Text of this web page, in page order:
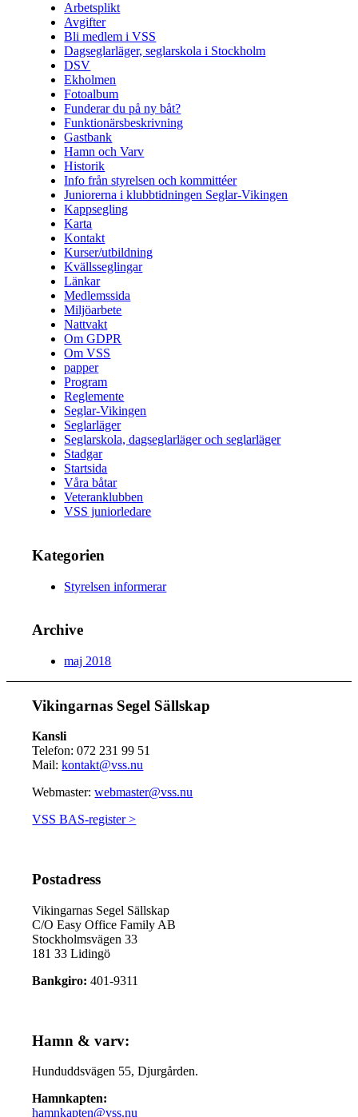
Arbetsplikt
Avgifter
Bli medlem i VSS
Dagseglarläger, seglarskola i Stockholm
DSV
Ekholmen
Fotoalbum
Funderar du på ny båt?
Funktionärsbeskrivning
Gastbank
Hamn och Varv
Historik
Info från styrelsen och kommittéer
Juniorerna i klubbtidningen Seglar-Vikingen
Kappsegling
Karta
Kontakt
Kurser/utbildning
Kvällsseglingar
Länkar
Medlemssida
Miljöarbete
Nattvakt
Om GDPR
Om VSS
papper
Program
Reglemente
Seglar-Vikingen
Seglarläger
Seglarskola, dagseglarläger och seglarläger
Stadgar
Startsida
Våra båtar
Veteranklubben
VSS juniorledare
Kategorien
Styrelsen informerar
Archive
maj 2018
Vikingarnas Segel Sällskap
Kansli
Telefon: 072 231 99 51
Mail:kontakt@vss.nu
Webmaster:webmaster@vss.nu
VSS BAS-register >
Postadress
Vikingarnas Segel Sällskap
C/O Easy Office Family AB
Stockholmsvägen 33
181 33 Lidingö
Bankgiro:401-9311
Hamn & varv:
Hunduddsvägen 55, Djurgården.
Hamnkapten:
hamnkapten@vss.nu